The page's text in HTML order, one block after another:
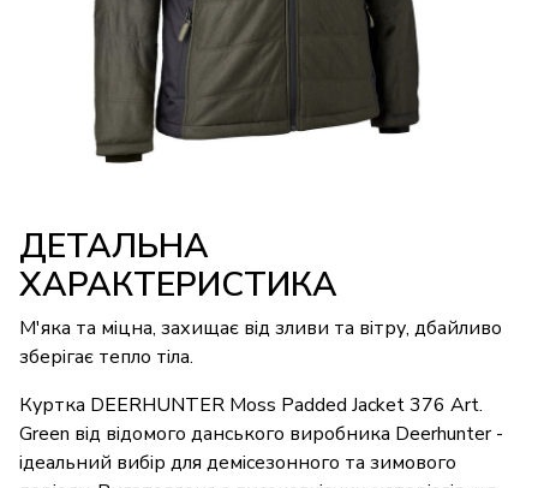
ДЕТАЛЬНА
ХАРАКТЕРИСТИКА
М'яка та міцна, захищає від зливи та вітру, дбайливо
зберігає тепло тіла.
Куртка DEERHUNTER Moss Padded Jacket 376 Art.
Green від відомого данського виробника Deerhunter -
ідеальний вибір для демісезонного та зимового